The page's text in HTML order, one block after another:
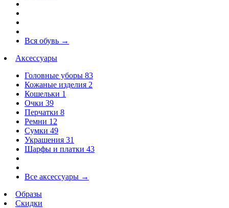
Вся обувь →
Аксессуары
Головные уборы 83
Кожаные изделия 2
Кошельки 1
Очки 39
Перчатки 8
Ремни 12
Сумки 49
Украшения 31
Шарфы и платки 43
Все аксессуары →
Образы
Скидки